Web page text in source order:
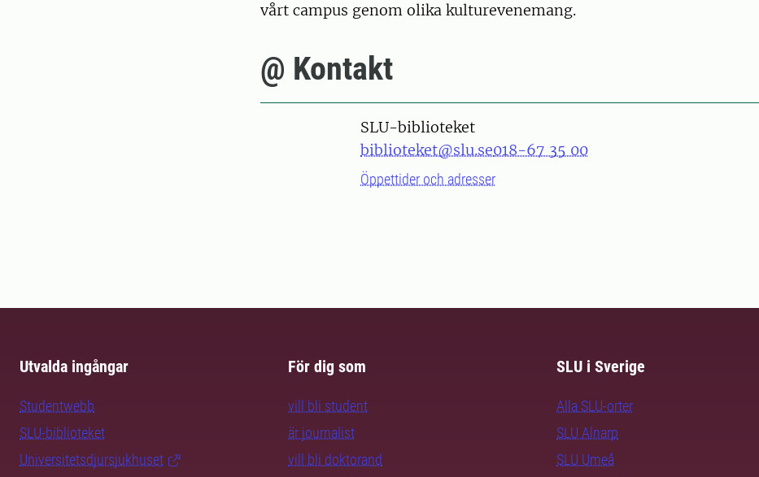
vårt campus genom olika kulturevenemang.
@ Kontakt
SLU-biblioteket
biblioteket@slu.se018-67 35 00
Öppettider och adresser
Utvalda ingångar
Studentwebb
SLU-biblioteket
Universitetsdjursjukhuset
För dig som
vill bli student
är journalist
vill bli doktorand
SLU i Sverige
Alla SLU-orter
SLU Alnarp
SLU Umeå